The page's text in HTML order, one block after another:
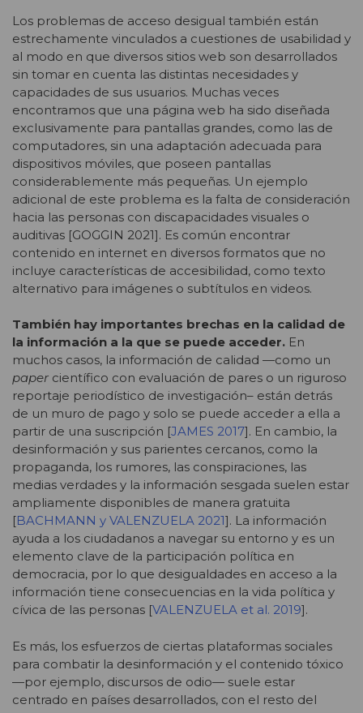
Los problemas de acceso desigual también están
estrechamente vinculados a cuestiones de usabilidad y
al modo en que diversos sitios web son desarrollados
sin tomar en cuenta las distintas necesidades y
capacidades de sus usuarios. Muchas veces
encontramos que una página web ha sido diseñada
exclusivamente para pantallas grandes, como las de
computadores, sin una adaptación adecuada para
dispositivos móviles, que poseen pantallas
considerablemente más pequeñas. Un ejemplo
adicional de este problema es la falta de consideración
hacia las personas con discapacidades visuales o
auditivas [GOGGIN 2021]. Es común encontrar
contenido en internet en diversos formatos que no
incluye características de accesibilidad, como texto
alternativo para imágenes o subtítulos en videos.
También hay importantes brechas en la calidad de
la información a la que se puede acceder. En
muchos casos, la información de calidad —como un
paper científico con evaluación de pares o un riguroso
reportaje periodístico de investigación– están detrás
de un muro de pago y solo se puede acceder a ella a
partir de una suscripción [JAMES 2017]. En cambio, la
desinformación y sus parientes cercanos, como la
propaganda, los rumores, las conspiraciones, las
medias verdades y la información sesgada suelen estar
ampliamente disponibles de manera gratuita
[BACHMANN y VALENZUELA 2021]. La información
ayuda a los ciudadanos a navegar su entorno y es un
elemento clave de la participación política en
democracia, por lo que desigualdades en acceso a la
información tiene consecuencias en la vida política y
cívica de las personas [VALENZUELA et al. 2019].
Es más, los esfuerzos de ciertas plataformas sociales
para combatir la desinformación y el contenido tóxico
—por ejemplo, discursos de odio— suele estar
centrado en países desarrollados, con el resto del